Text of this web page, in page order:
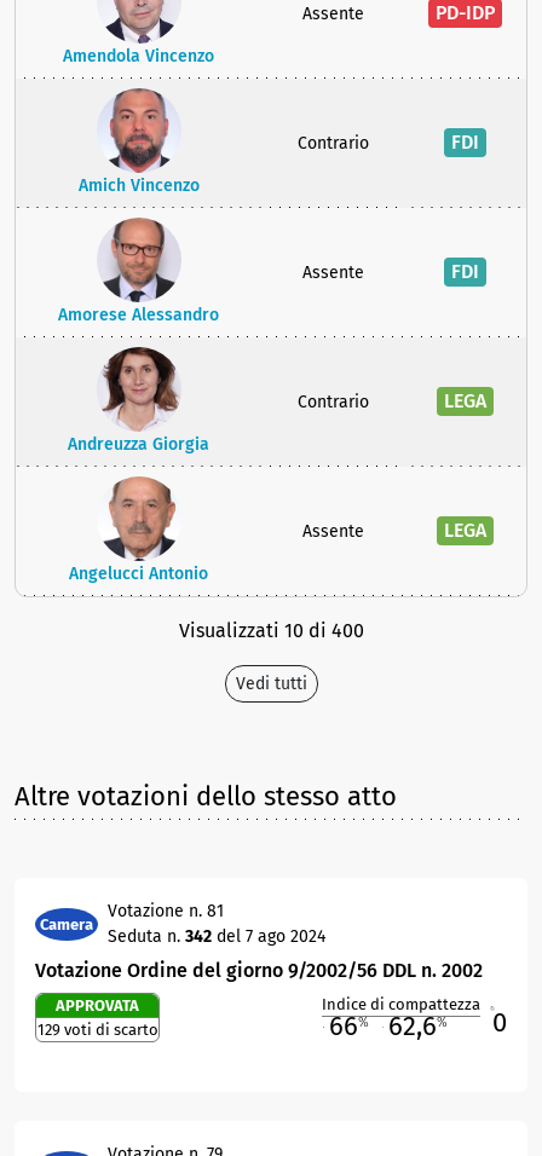
Amendola Vincenzo
Assente PD-IDP
Amich Vincenzo
Contrario FDI
Amorese Alessandro
Assente FDI
Andreuzza Giorgia
Contrario LEGA
Angelucci Antonio
Assente LEGA
Visualizzati 10 di 400
Vedi tutti
Altre votazioni dello stesso atto
Camera
Votazione n. 81
Seduta n. 342 del 7 ago 2024
Votazione Ordine del giorno 9/2002/56 DDL n. 2002
APPROVATA
129 voti di scarto
Indice di compattezza
66% 62,6% 0